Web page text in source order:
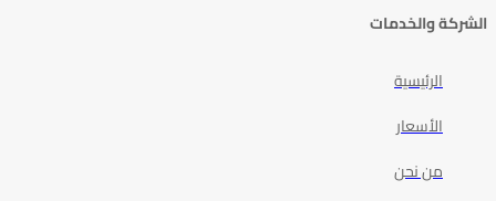
الشركة والخدمات
الرئيسية
الأسعار
من نحن